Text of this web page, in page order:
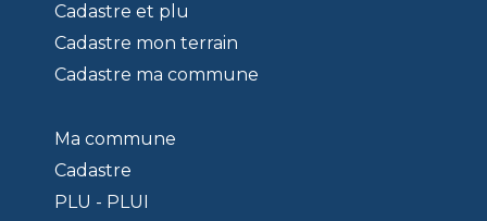
Cadastre et plu
Cadastre mon terrain
Cadastre ma commune
Ma commune
Cadastre
PLU - PLUI